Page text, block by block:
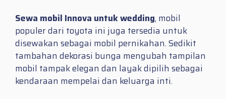
Sewa mobil Innova untuk wedding, mobil
populer dari toyota ini juga tersedia untuk
disewakan sebagai mobil pernikahan. Sedikit
tambahan dekorasi bunga mengubah tampilan
mobil tampak elegan dan layak dipilih sebagai
kendaraan mempelai dan keluarga inti.